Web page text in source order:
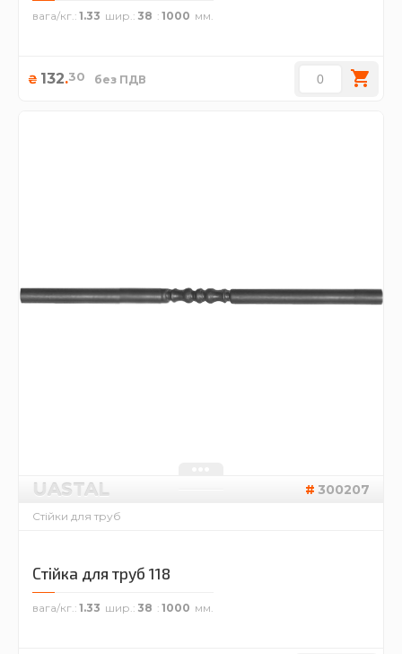
вага/кг. 1.33 шир. 38 1000
₴ 132.30 без ПДВ
UASTAL 300207
Стійки для труб
Стійка для труб 118
вага/кг. 1.33 шир. 38 1000